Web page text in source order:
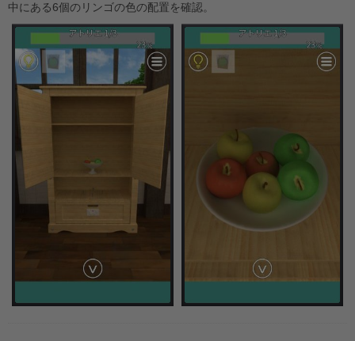
中にある6個のリンゴの色の配置を確認。